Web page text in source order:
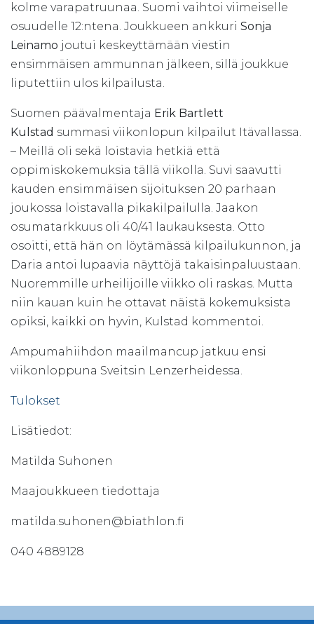
kolme varapatruunaa. Suomi vaihtoi viimeiselle
osuudelle 12:ntena. Joukkueen ankkuri Sonja
Leinamo joutui keskeyttämään viestin
ensimmäisen ammunnan jälkeen, sillä joukkue
liputettiin ulos kilpailusta.
Suomen päävalmentaja Erik Bartlett
Kulstad summasi viikonlopun kilpailut Itävallassa.
– Meillä oli sekä loistavia hetkiä että
oppimiskokemuksia tällä viikolla. Suvi saavutti
kauden ensimmäisen sijoituksen 20 parhaan
joukossa loistavalla pikakilpailulla. Jaakon
osumatarkkuus oli 40/41 laukauksesta. Otto
osoitti, että hän on löytämässä kilpailukunnon, ja
Daria antoi lupaavia näyttöjä takaisinpaluustaan.
Nuoremmille urheilijoille viikko oli raskas. Mutta
niin kauan kuin he ottavat näistä kokemuksista
opiksi, kaikki on hyvin, Kulstad kommentoi.
Ampumahiihdon maailmancup jatkuu ensi
viikonloppuna Sveitsin Lenzerheidessa.
Tulokset
Lisätiedot:
Matilda Suhonen
Maajoukkueen tiedottaja
matilda.suhonen@biathlon.fi
040 4889128